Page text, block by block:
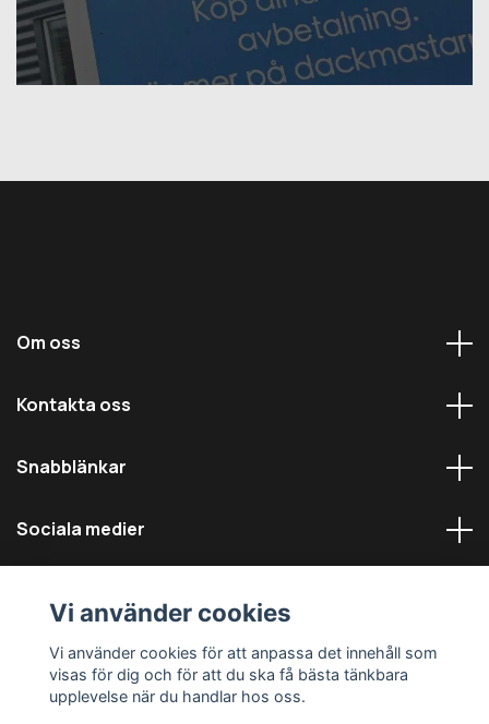
Om oss
Kontakta oss
Snabblänkar
Sociala medier
© 2026 Däckmästarna - Alla rättigheter reserverade
Vi använder cookies
Vi använder cookies för att anpassa det innehåll som
visas för dig och för att du ska få bästa tänkbara
upplevelse när du handlar hos oss.